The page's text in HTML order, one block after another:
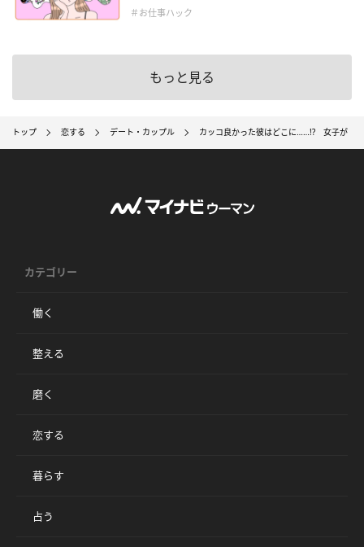
＃お仕事ハック
もっと見る
トップ 恋する デート・カップル カッコ良かった彼はどこに……!? 女子が「
カテゴリー
働く
整える
磨く
恋する
暮らす
占う